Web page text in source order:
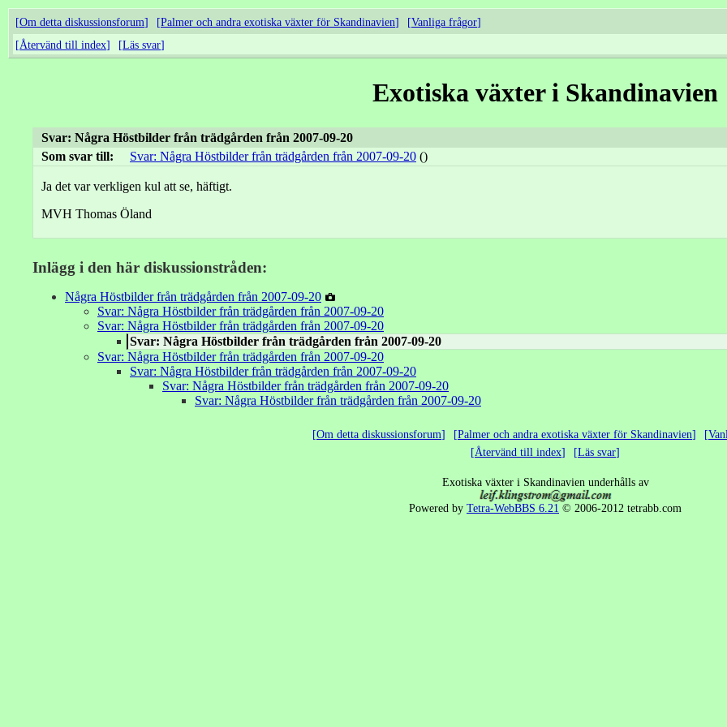
Om detta diskussionsforum Palmer och andra exotiska växter för Skandinavien
Vanliga frågor
Återvänd till index
Läs svar
Exotiska växter i Skandinavien
Svar: Några Höstbilder från trädgården från 2007-09-20
Som svar till:
Svar: Några Höstbilder från trädgården från 2007-09-20 ()
Ja det var verkligen kul att se, häftigt.
MVH Thomas Öland
Inlägg i den här diskussionstråden:
Några Höstbilder från trädgården från 2007-09-20
Svar: Några Höstbilder från trädgården från 2007-09-20
Svar: Några Höstbilder från trädgården från 2007-09-20
Svar: Några Höstbilder från trädgården från 2007-09-20
Svar: Några Höstbilder från trädgården från 2007-09-20
Svar: Några Höstbilder från trädgården från 2007-09-20
Svar: Några Höstbilder från trädgården från 2007-09-20
Svar: Några Höstbilder från trädgården från 2007-09-20
Om detta diskussionsforum Palmer och andra exotiska växter för Skandinavien
Återvänd till index
Läs svar
Exotiska växter i Skandinavien underhålls av
Powered by Tetra-WebBBS 6.21 © 2006-2012 tetrabb.com